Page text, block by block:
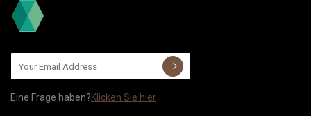
Eine Frage haben?Klicken Sie hier